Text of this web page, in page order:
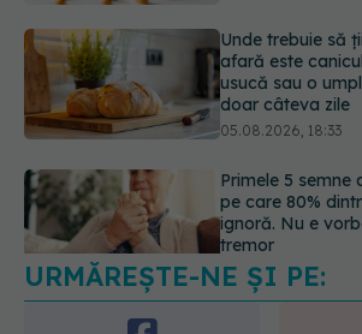
Primele 5 semne
pe care 80%
ignoră. Nu e
tremor
05.08.2026, 17:31
Gabriela
respect și
fiecăruia spune
05.08.2026, 21:23
URMĂREȘTE-NE ȘI PE: